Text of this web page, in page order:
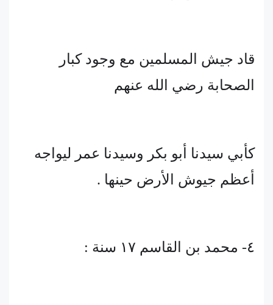
قاد جيش المسلمين مع وجود كبار
الصحابة رضي الله عنهم
كأبي سيدنا أبو بكر وسيدنا عمر ليواجه
أعظم جيوش الأرض حينها .
٤- محمد بن القاسم ١٧ سنة :